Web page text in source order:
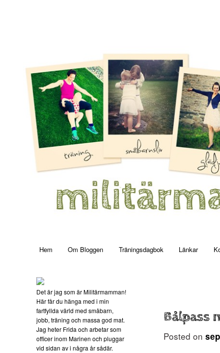
Skip to primary content
Hem Om Bloggen Träningsdagbok Länkar
Bålpass
Posted on
Det är jag som är Militärmamman!
Här får du hänga med i min
fartfyllda värld med småbarn,
jobb, träning och massa god mat.
Jag heter Frida och arbetar som
officer inom Marinen och pluggar
vid sidan av i några år sådär.